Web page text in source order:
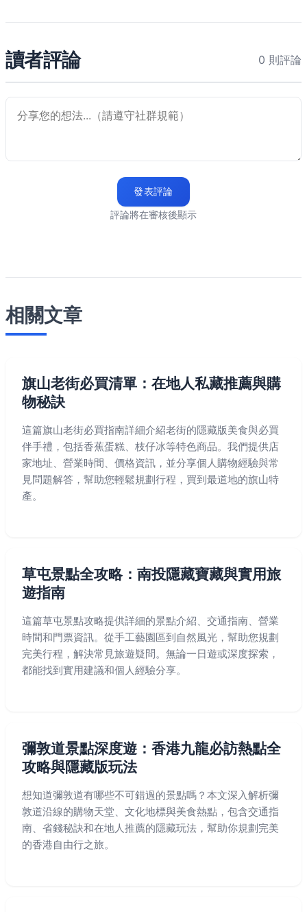
讀者評論 0 則評論
發表評論
評論將在審核後顯示
相關文章
旗山老街必買清單：在地人私藏推薦與購
物秘訣
這篇旗山老街必買指南詳細介紹老街的隱藏版美食與必買
伴手禮，包括香蕉蛋糕、枝仔冰等特色商品。我們提供店
家地址、營業時間、價格資訊，並分享個人購物經驗與常
見問題解答，幫助您輕鬆規劃行程，買到最道地的旗山特
產。
草屯景點全攻略：南投隱藏寶藏與實用旅
遊指南
這篇草屯景點攻略提供詳細的景點介紹、交通指南、營業
時間和門票資訊。從手工藝園區到自然風光，幫助您規劃
完美行程，解決常見旅遊疑問。無論一日遊或深度探索，
都能找到實用建議和個人經驗分享。
彌敦道景點深度遊：香港九龍必訪熱點全
攻略與隱藏版玩法
想知道彌敦道有哪些不可錯過的景點嗎？本文深入解析彌
敦道沿線的購物天堂、文化地標與美食熱點，包含交通指
南、省錢秘訣和在地人推薦的隱藏玩法，幫助你規劃完美
的香港自由行之旅。